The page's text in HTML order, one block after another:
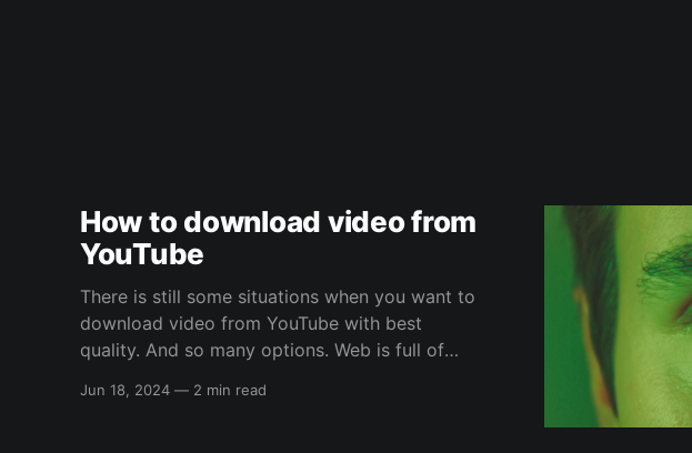
How to download video from
YouTube
There is still some situations when you want to
download video from YouTube with best
quality. And so many options. Web is full of
standalone third-party applications. But what
Jun 18, 2024 — 2 min read